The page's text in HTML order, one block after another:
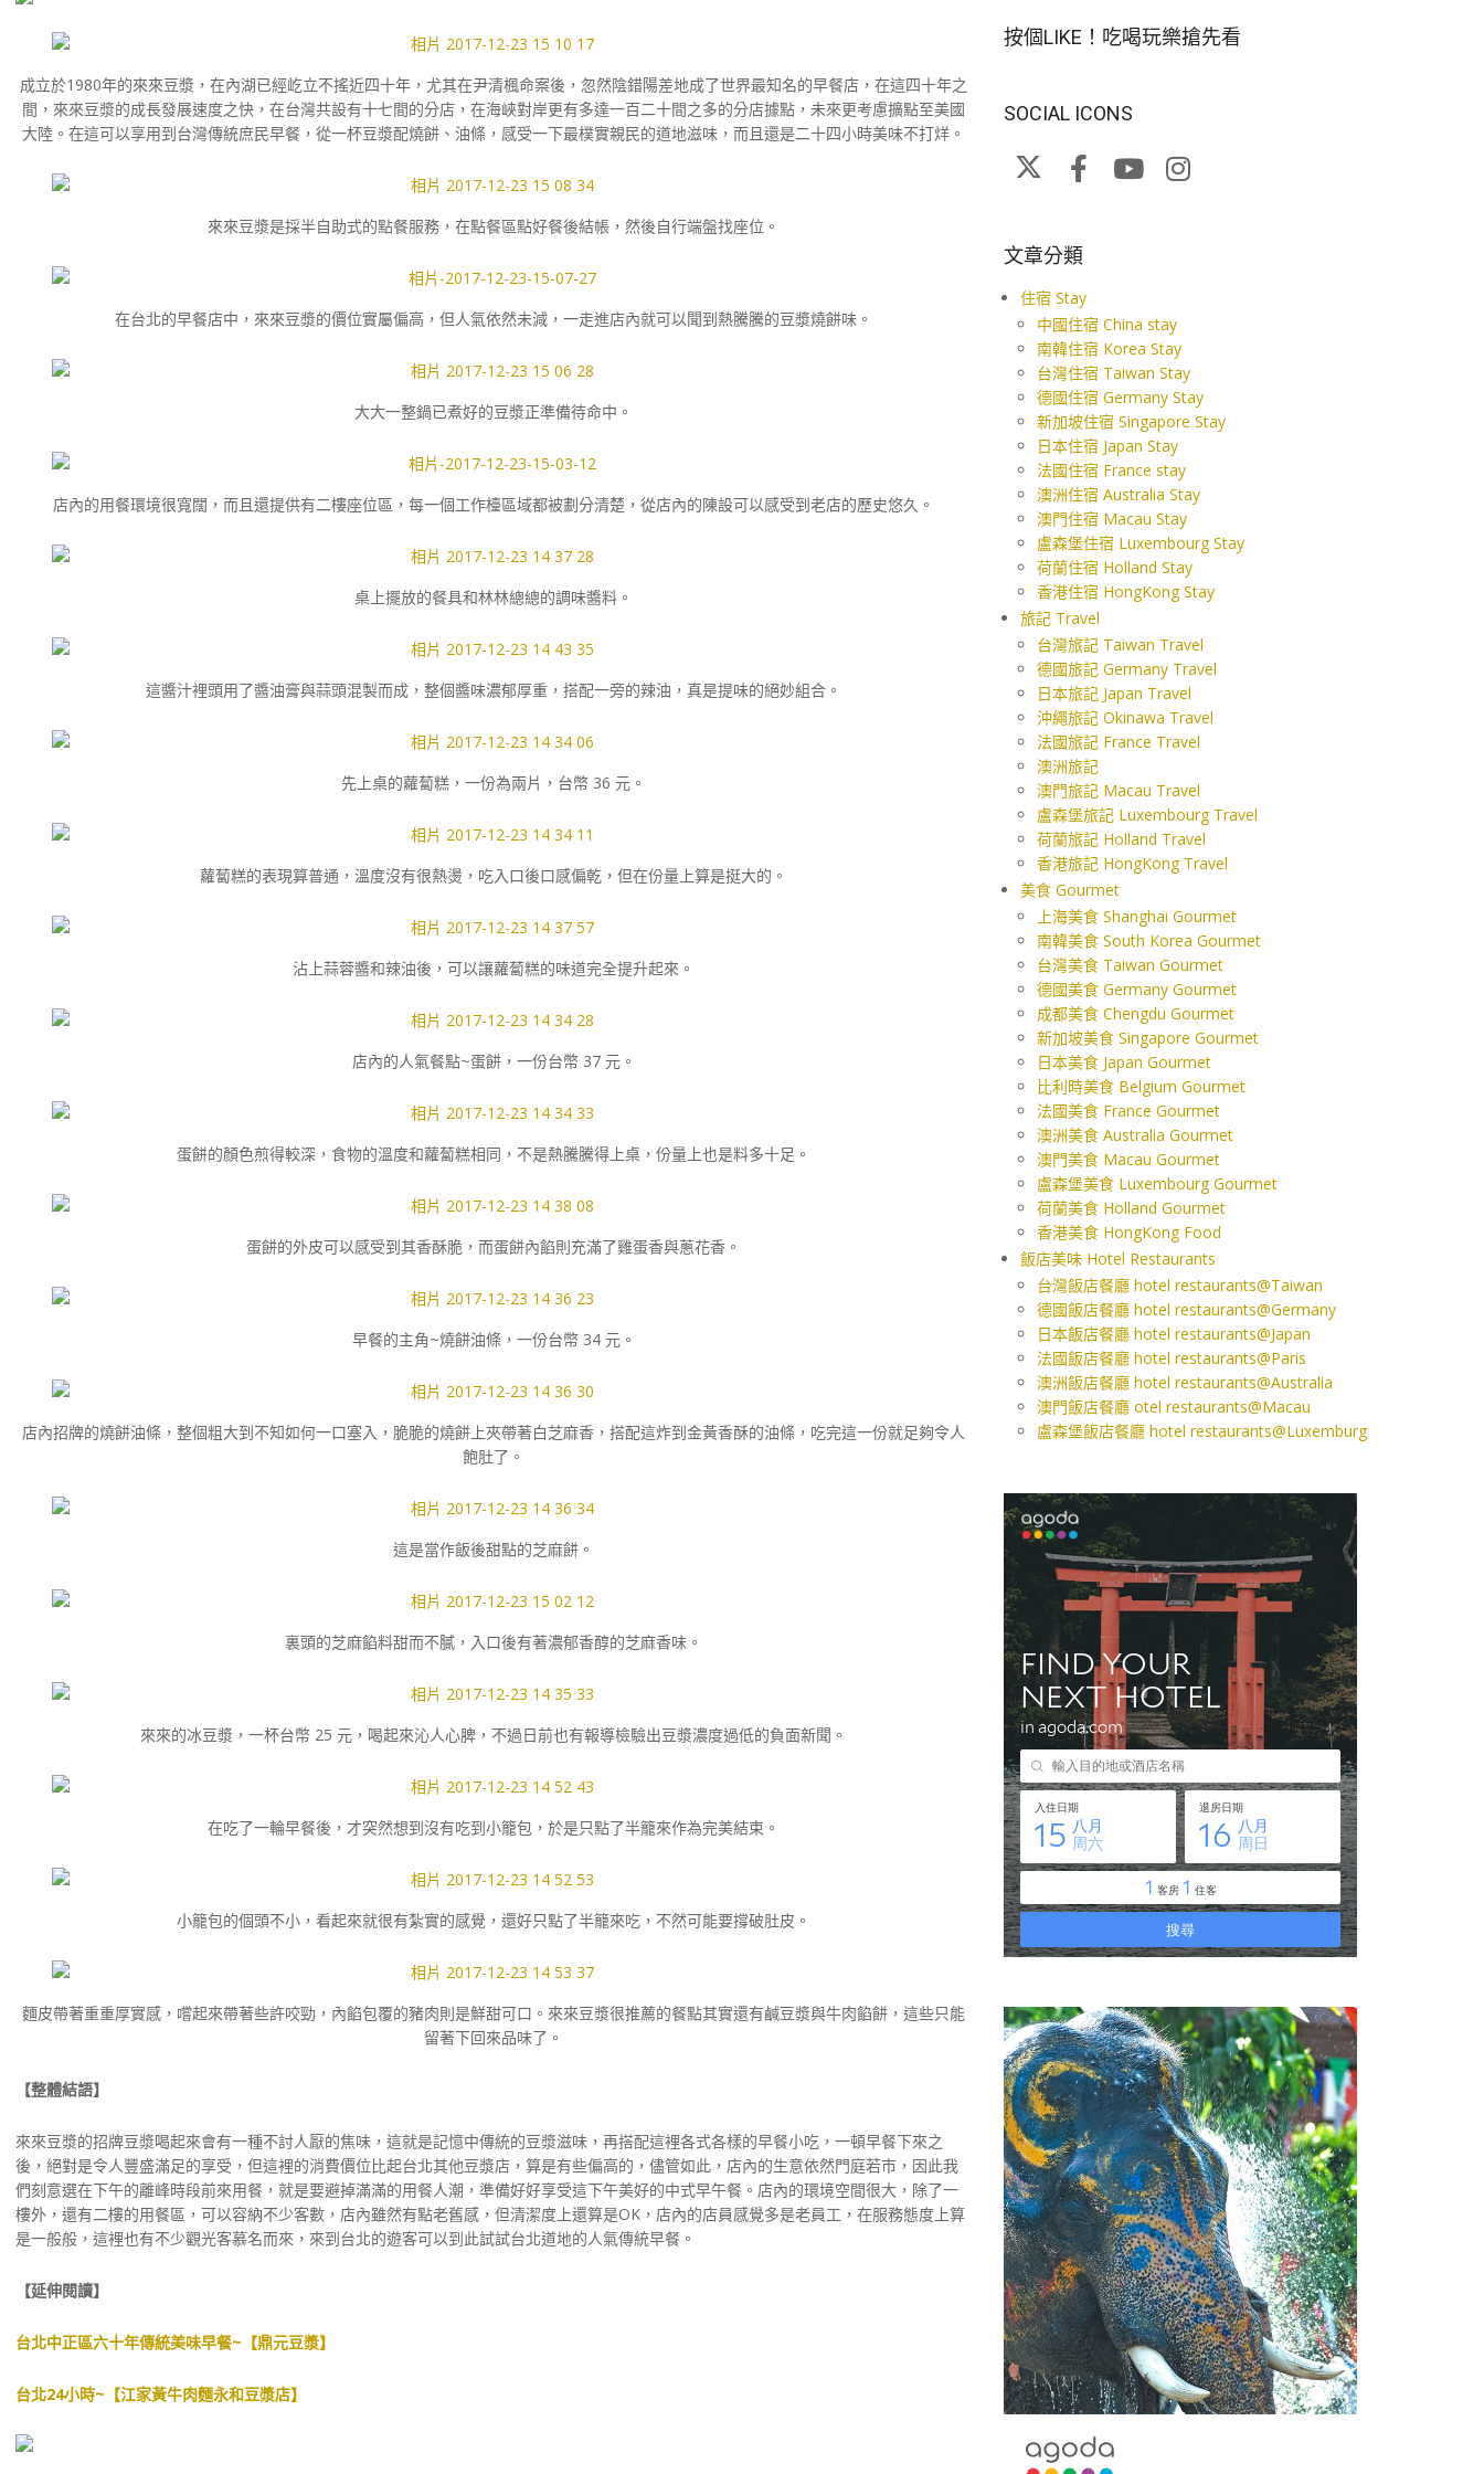
成立於1980年的來來豆漿，在內湖已經屹立不搖近四十年，尤其在尹清楓命案後，忽然陰錯陽差地成了世界最知名的早餐店，在這四十年之
間，來來豆漿的成長發展速度之快，在台灣共設有十七間的分店，在海峽對岸更有多達一百二十間之多的分店據點，未來更考慮擴點至美國
大陸。在這可以享用到台灣傳統庶民早餐，從一杯豆漿配燒餅、油條，感受一下最樸實親民的道地滋味，而且還是二十四小時美味不打烊。
來來豆漿是採半自助式的點餐服務，在點餐區點好餐後結帳，然後自行端盤找座位。
在台北的早餐店中，來來豆漿的價位實屬偏高，但人氣依然未減，一走進店內就可以聞到熱騰騰的豆漿燒餅味。
大大一整鍋已煮好的豆漿正準備待命中。
店內的用餐環境很寬闊，而且還提供有二樓座位區，每一個工作檯區域都被劃分清楚，從店內的陳設可以感受到老店的歷史悠久。
桌上擺放的餐具和林林總總的調味醬料。
這醬汁裡頭用了醬油膏與蒜頭混製而成，整個醬味濃郁厚重，搭配一旁的辣油，真是提味的絕妙組合。
先上桌的蘿蔔糕，一份為兩片，台幣 36 元。
蘿蔔糕的表現算普通，溫度沒有很熱燙，吃入口後口感偏乾，但在份量上算是挺大的。
沾上蒜蓉醬和辣油後，可以讓蘿蔔糕的味道完全提升起來。
店內的人氣餐點~蛋餅，一份台幣 37 元。
蛋餅的顏色煎得較深，食物的溫度和蘿蔔糕相同，不是熱騰騰得上桌，份量上也是料多十足。
蛋餅的外皮可以感受到其香酥脆，而蛋餅內餡則充滿了雞蛋香與蔥花香。
早餐的主角~燒餅油條，一份台幣 34 元。
店內招牌的燒餅油條，整個粗大到不知如何一口塞入，脆脆的燒餅上夾帶著白芝麻香，搭配這炸到金黃香酥的油條，吃完這一份就足夠令人
飽肚了。
這是當作飯後甜點的芝麻餅。
裏頭的芝麻餡料甜而不膩，入口後有著濃郁香醇的芝麻香味。
來來的冰豆漿，一杯台幣 25 元，喝起來沁人心脾，不過日前也有報導檢驗出豆漿濃度過低的負面新聞。
在吃了一輪早餐後，才突然想到沒有吃到小籠包，於是只點了半籠來作為完美結束。
小籠包的個頭不小，看起來就很有紮實的感覺，還好只點了半籠來吃，不然可能要撐破肚皮。
麵皮帶著重重厚實感，嚐起來帶著些許咬勁，內餡包覆的豬肉則是鮮甜可口。來來豆漿很推薦的餐點其實還有鹹豆漿與牛肉餡餅，這些只能
留著下回來品味了。
【整體結語】
來來豆漿的招牌豆漿喝起來會有一種不討人厭的焦味，這就是記憶中傳統的豆漿滋味，再搭配這裡各式各樣的早餐小吃，一頓早餐下來之
後，絕對是令人豐盛滿足的享受，但這裡的消費價位比起台北其他豆漿店，算是有些偏高的，儘管如此，店內的生意依然門庭若市，因此我
們刻意選在下午的離峰時段前來用餐，就是要避掉滿滿的用餐人潮，準備好好享受這下午美好的中式早午餐。店內的環境空間很大，除了一
樓外，還有二樓的用餐區，可以容納不少客數，店內雖然有點老舊感，但清潔度上還算是OK，店內的店員感覺多是老員工，在服務態度上算
是一般般，這裡也有不少觀光客慕名而來，來到台北的遊客可以到此試試台北道地的人氣傳統早餐。
【延伸閱讀】
台北中正區六十年傳統美味早餐~【鼎元豆漿】
台北24小時~【江家黃牛肉麵永和豆漿店】
按個LIKE！吃喝玩樂搶先看
SOCIAL ICONS
文章分類
住宿 Stay
中國住宿 China stay
南韓住宿 Korea Stay
台灣住宿 Taiwan Stay
德國住宿 Germany Stay
新加坡住宿 Singapore Stay
日本住宿 Japan Stay
法國住宿 France stay
澳洲住宿 Australia Stay
澳門住宿 Macau Stay
盧森堡住宿 Luxembourg Stay
荷蘭住宿 Holland Stay
香港住宿 HongKong Stay
旅記 Travel
台灣旅記 Taiwan Travel
德國旅記 Germany Travel
日本旅記 Japan Travel
沖繩旅記 Okinawa Travel
法國旅記 France Travel
澳洲旅記
澳門旅記 Macau Travel
盧森堡旅記 Luxembourg Travel
荷蘭旅記 Holland Travel
香港旅記 HongKong Travel
美食 Gourmet
上海美食 Shanghai Gourmet
南韓美食 South Korea Gourmet
台灣美食 Taiwan Gourmet
德國美食 Germany Gourmet
成都美食 Chengdu Gourmet
新加坡美食 Singapore Gourmet
日本美食 Japan Gourmet
比利時美食 Belgium Gourmet
法國美食 France Gourmet
澳洲美食 Australia Gourmet
澳門美食 Macau Gourmet
盧森堡美食 Luxembourg Gourmet
荷蘭美食 Holland Gourmet
香港美食 HongKong Food
飯店美味 Hotel Restaurants
台灣飯店餐廳 hotel restaurants@Taiwan
德國飯店餐廳 hotel restaurants@Germany
日本飯店餐廳 hotel restaurants@Japan
法國飯店餐廳 hotel restaurants@Paris
澳洲飯店餐廳 hotel restaurants@Australia
澳門飯店餐廳 otel restaurants@Macau
盧森堡飯店餐廳 hotel restaurants@Luxemburg